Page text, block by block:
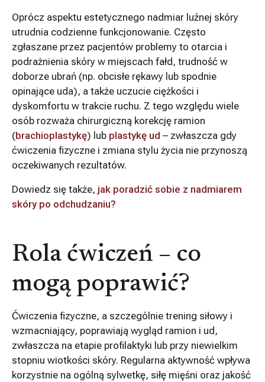
Oprócz aspektu estetycznego nadmiar luźnej skóry
utrudnia codzienne funkcjonowanie. Często
zgłaszane przez pacjentów problemy to otarcia i
podrażnienia skóry w miejscach fałd, trudność w
doborze ubrań (np. obcisłe rękawy lub spodnie
opinające uda), a także uczucie ciężkości i
dyskomfortu w trakcie ruchu. Z tego względu wiele
osób rozważa chirurgiczną korekcję ramion
(brachioplastykę) lub plastykę ud – zwłaszcza gdy
ćwiczenia fizyczne i zmiana stylu życia nie przynoszą
oczekiwanych rezultatów.
Dowiedz się także, jak poradzić sobie z nadmiarem
skóry po odchudzaniu?
Rola ćwiczeń – co
mogą poprawić?
Ćwiczenia fizyczne, a szczególnie trening siłowy i
wzmacniający, poprawiają wygląd ramion i ud,
zwłaszcza na etapie profilaktyki lub przy niewielkim
stopniu wiotkości skóry. Regularna aktywność wpływa
korzystnie na ogólną sylwetkę, siłę mięśni oraz jakość